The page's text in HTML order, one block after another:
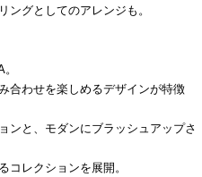
ングとしてのアレンジも。
合わせを楽しめるデザインが特徴
ンと、モダンにブラッシュアップさ
コレクションを展開。